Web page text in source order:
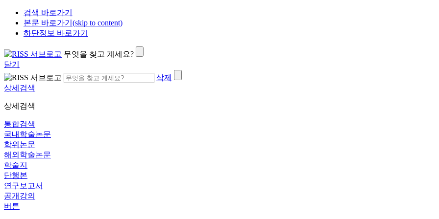
검색 바로가기
본문 바로가기(skip to content)
하단정보 바로가기
무엇을 찾고 계세요?
닫기
삭제
상세검색
상세검색
통합검색
국내학술논문
학위논문
해외학술논문
학술지
단행본
연구보고서
공개강의
버튼